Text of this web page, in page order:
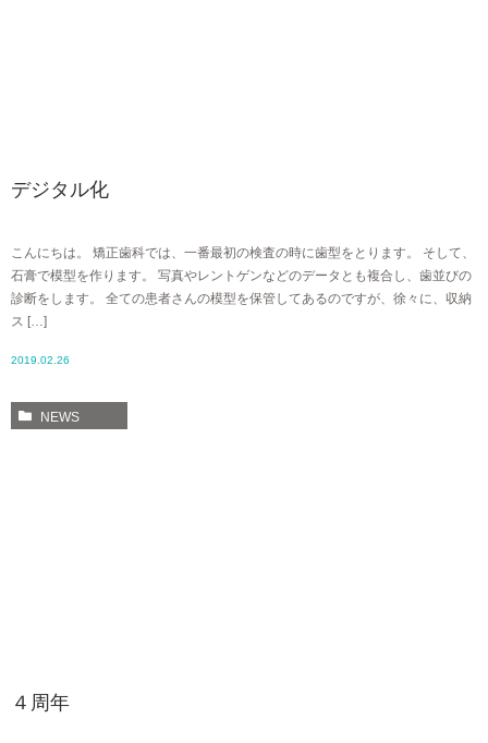
デジタル化
こんにちは。 矯正歯科では、一番最初の検査の時に歯型をとります。 そして、
石膏で模型を作ります。 写真やレントゲンなどのデータとも複合し、歯並びの
診断をします。 全ての患者さんの模型を保管してあるのですが、徐々に、収納
ス […]
2019.02.26
NEWS
４周年